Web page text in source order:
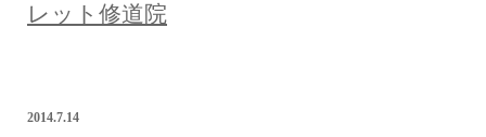
レット修道院
2014.7.14